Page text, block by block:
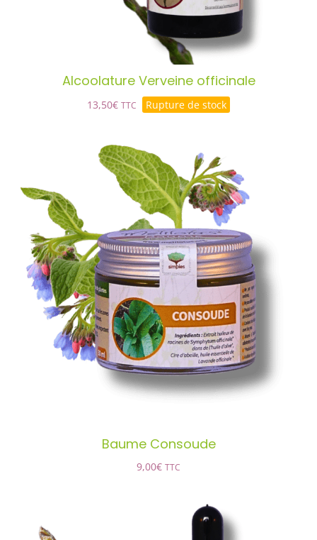
Alcoolature Verveine officinale
13,50€ TTC Rupture de stock
Baume Consoude
AJOUTER AU PANIER
/
DÉTAILS
Baume Consoude
9,00€ TTC